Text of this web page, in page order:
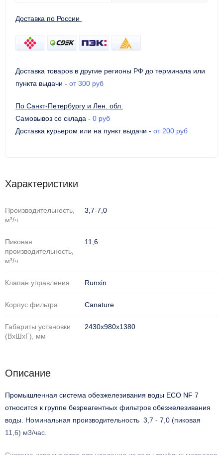
Доставка по России
Доставка товаров в другие регионы РФ до терминала или
пункта выдачи - от 300 руб
По Санкт-Петербургу и Лен. обл.
Самовывоз со склада - 0 руб
Доставка курьером или на пункт выдачи - от 200 руб
Характеристики
Производительность,
м³/ч
3,7-7,0
Пиковая
производительность,
м³/ч
11,6
Клапан управления Runxin
Корпус фильтра Саnature
Габариты установки
(ВхШхГ), мм
2430х980х1380
Описание
Промышленная система обезжелезивания воды ECO NF 7
относится к группе безреагентных фильтров обезжелезивания
воды. Номинальная производительность 3,7 - 7,0 (пиковая
11,6) м3/час.